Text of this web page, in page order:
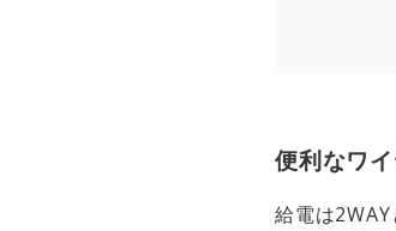
便利なワ
給電は